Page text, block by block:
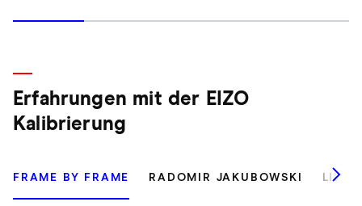
Erfahrungen mit der EIZO
Kalibrierung
FRAME BY FRAME RADOMIR JAKUBOWSKI LILLI